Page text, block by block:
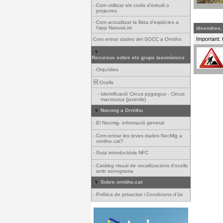
- Com utilitzar els codis d'estudi o
projectes
- Com actualitzar la llista d'espècies a
l'app NaturaList
Com entrar dades del SOCC a Ornitho
Recursos sobre els grups taxonòmics
- Orquídies
Ocells
- Identificació Circus pygargus - Circus
macrourus (juvenils)
Nocmig a Ornitho
- El Nocmig- informació general
- Com entrar les teves dades NocMig a
ornitho.cat?
- Guia introductòria NFC
- Catàleg visual de vocalitzacions d'ocells
amb sonograma
Sobre ornitho.cat
- Política de privacitat i Condicions d'ús
divendres,
Important: